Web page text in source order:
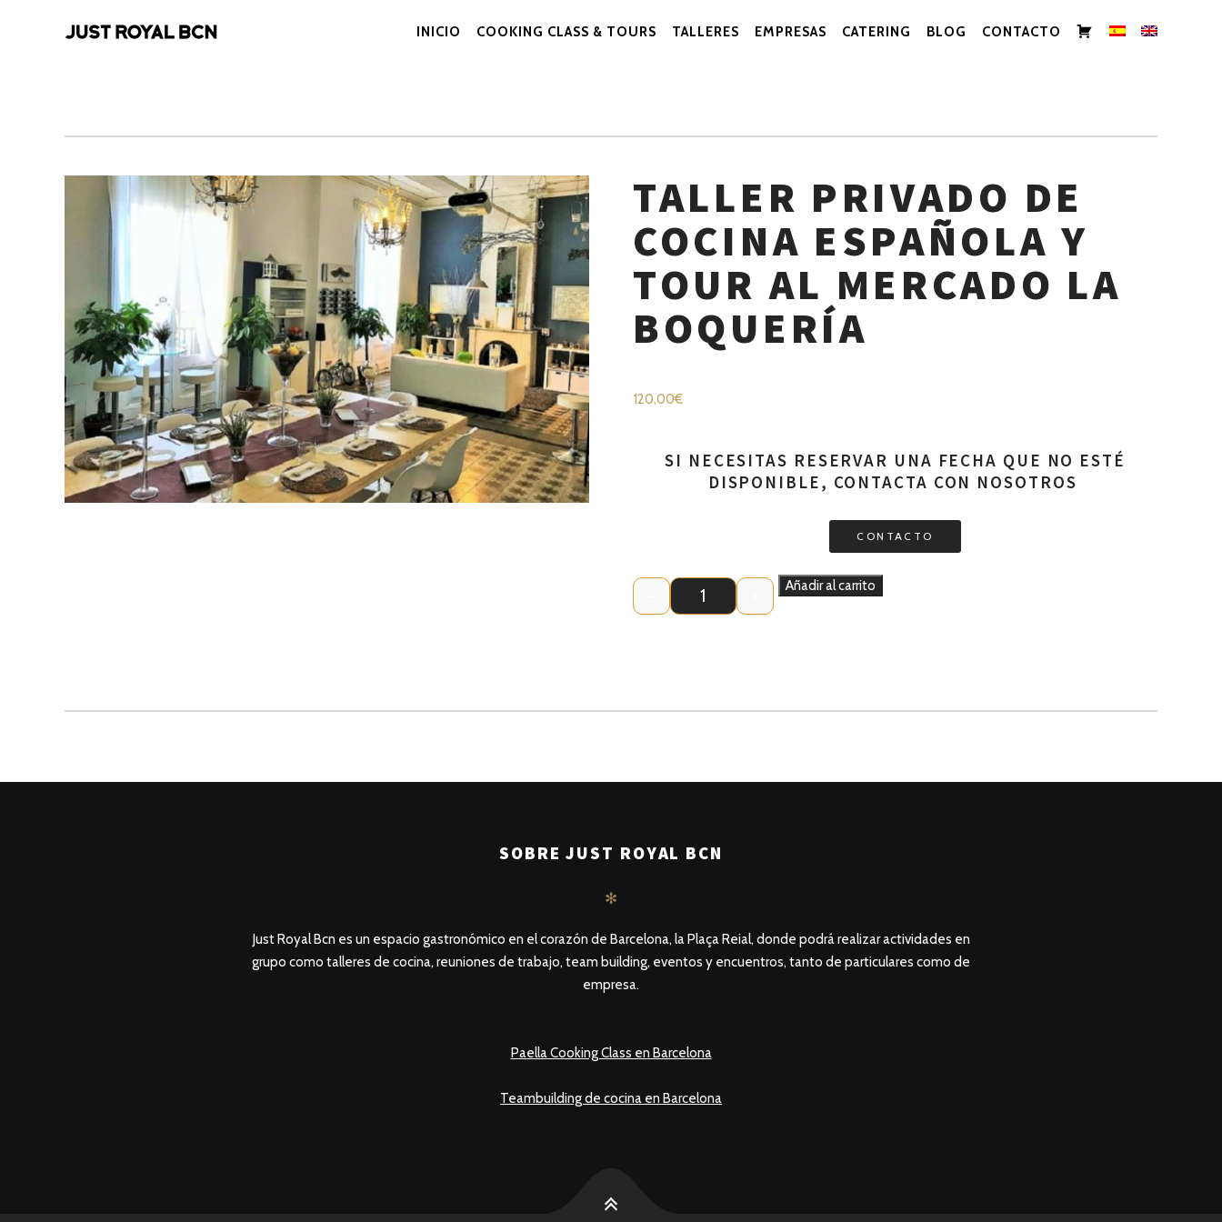
Navegación
INICIO COOKING CLASS & TOURS TALLERES EMPRESAS CATERING BLOG CONTACTO CARRITO
TALLER PRIVADO DE
COCINA ESPAÑOLA Y
TOUR AL MERCADO LA
BOQUERÍA
120,00€
SI NECESITAS RESERVAR UNA FECHA QUE NO ESTÉ
DISPONIBLE, CONTACTA CON NOSOTROS
CONTACTO
TALLER PRIVADO DE COCINA ESPAÑOLA Y TOUR AL MERCADO LA BOQUERÍA cantidad
Añadir al carrito
SOBRE JUST ROYAL BCN
✻
Just Royal Bcn es un espacio gastronómico en el corazón de Barcelona, la Plaça Reial, donde podrá realizar actividades en
grupo como talleres de cocina, reuniones de trabajo, team building, eventos y encuentros, tanto de particulares como de
empresa.
Paella Cooking Class en Barcelona
Teambuilding de cocina en Barcelona